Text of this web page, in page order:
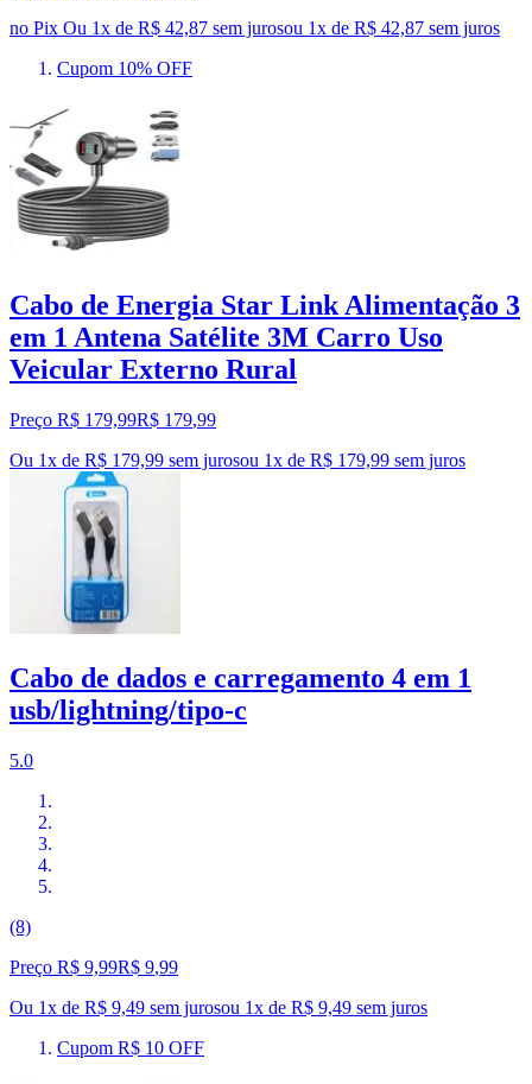
no Pix Ou 1x de R$ 42,87 sem jurosou 1x de R$ 42,87 sem juros
Cupom 10% OFF
Cabo de Energia Star Link Alimentação 3
em 1 Antena Satélite 3M Carro Uso
Veicular Externo Rural
Preço R$ 179,99R$ 179,99
Ou 1x de R$ 179,99 sem jurosou 1x de R$ 179,99 sem juros
Cabo de dados e carregamento 4 em 1
usb/lightning/tipo-c
5.0
(8)
Preço R$ 9,99R$ 9,99
Ou 1x de R$ 9,49 sem jurosou 1x de R$ 9,49 sem juros
Cupom R$ 10 OFF